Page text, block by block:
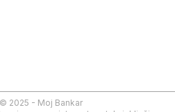
2025 - Moj Bankar